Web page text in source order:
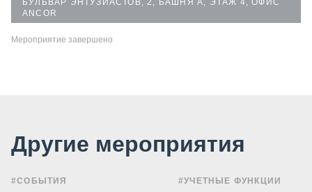
ANCOR
Мероприятие завершено
Другие мероприятия
#СОБЫТИЯ #УЧЕТНЫЕ ФУНКЦИИ